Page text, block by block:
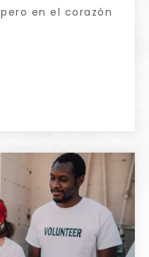
en el corazón